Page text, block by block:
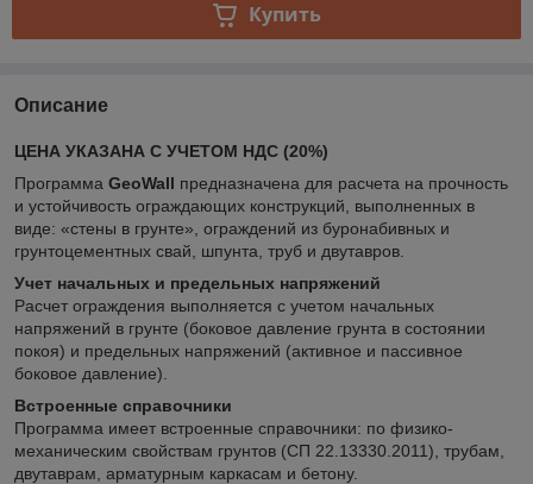
Купить
Описание
ЦЕНА УКАЗАНА С УЧЕТОМ НДС (20%)
Программа GeoWall предназначена для расчета на прочность
и устойчивость ограждающих конструкций, выполненных в
виде: «стены в грунте», ограждений из буронабивных и
грунтоцементных свай, шпунта, труб и двутавров.
Учет начальных и предельных напряжений
Расчет ограждения выполняется с учетом начальных
напряжений в грунте (боковое давление грунта в состоянии
покоя) и предельных напряжений (активное и пассивное
боковое давление).
Встроенные справочники
Программа имеет встроенные справочники: по физико-
механическим свойствам грунтов (СП 22.13330.2011), трубам,
двутаврам, арматурным каркасам и бетону.